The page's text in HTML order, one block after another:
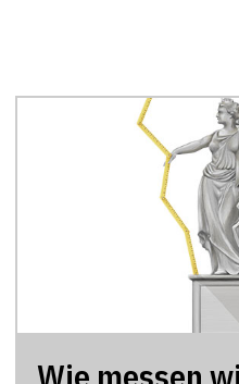
Wie messen